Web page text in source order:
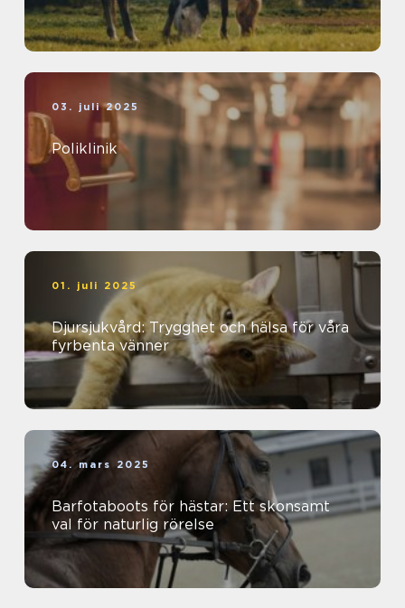
03. juli 2025
Poliklinik
01. juli 2025
Djursjukvård: Trygghet och hälsa för våra
fyrbenta vänner
04. mars 2025
Barfotaboots för hästar: Ett skonsamt
val för naturlig rörelse